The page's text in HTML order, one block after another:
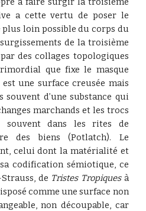
a cette vertu de poser le
loin possible du corps du
de la troisième
des collages topologiques
que fixe le masque
une surface creusée mais
souvent d’une substance qui
marchands et les trocs
souvent dans les rites de
des biens (Potlatch). Le
celui dont la matérialité et
codification sémiotique, ce
de Tristes Tropiques à
comme une surface non
non découpable, car